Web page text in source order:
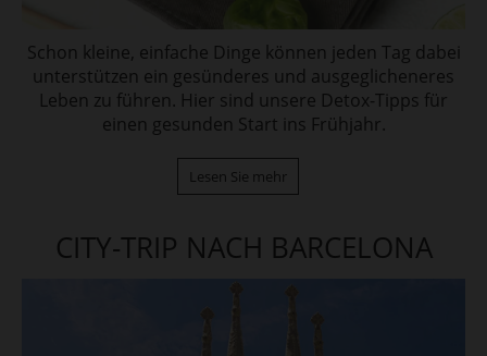
Schon kleine, einfache Dinge können jeden Tag dabei
unterstützen ein gesünderes und ausgeglicheneres
Leben zu führen. Hier sind unsere Detox-Tipps für
einen gesunden Start ins Frühjahr.
Lesen Sie mehr
CITY-TRIP NACH BARCELONA